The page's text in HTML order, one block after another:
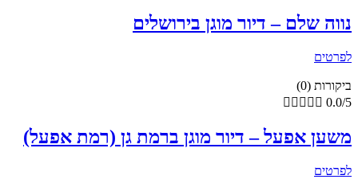
נווה שלם – דיור מוגן בירושלים
לפרטים
ביקורות (0)
     0.0/5
משען אפעל – דיור מוגן ברמת גן (רמת אפעל)
לפרטים